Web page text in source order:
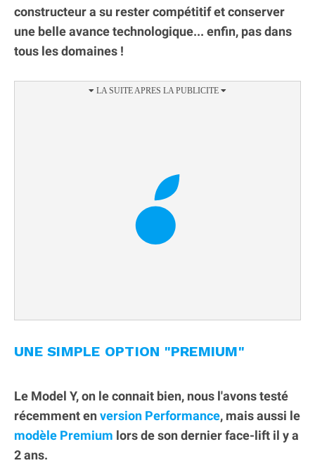
constructeur a su rester compétitif et conserver
une belle avance technologique... enfin, pas dans
tous les domaines !
UNE SIMPLE OPTION "PREMIUM"
Le Model Y, on le connait bien, nous l'avons testé
récemment en version Performance, mais aussi le
modèle Premium lors de son dernier face-lift il y a
2 ans.